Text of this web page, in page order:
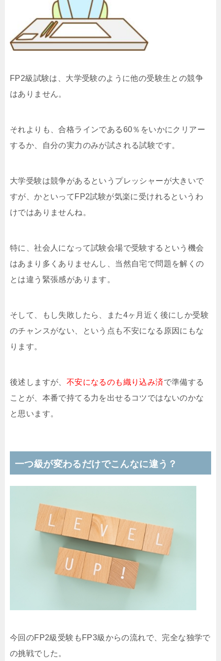
FP2級試験は、大学受験のように他の受験生との競争
はありません。
それよりも、合格ラインである60％をいかにクリアー
するか、自分の実力のみが試される試験です。
大学受験は競争があるというプレッシャーが大きいで
すが、かといってFP2試験が気楽に受けれるというわ
けではありませんね。
特に、社会人になって試験会場で受験するという機会
はあまり多くありませんし、当然自宅で問題を解くの
とは違う緊張感があります。
そして、もし失敗したら、また4ヶ月近く後にしか受験
のチャンスがない、という点も不安になる原因にもな
ります。
後述しますが、 不安になるのも織り込み済で準備する
ことが、本番で持てる力を出せるコツではないのかな
と思います。
一つ級が変わるだけでこんなに違う？
今回のFP2級受験もFP3級からの流れで、完全な独学で
の挑戦でした。